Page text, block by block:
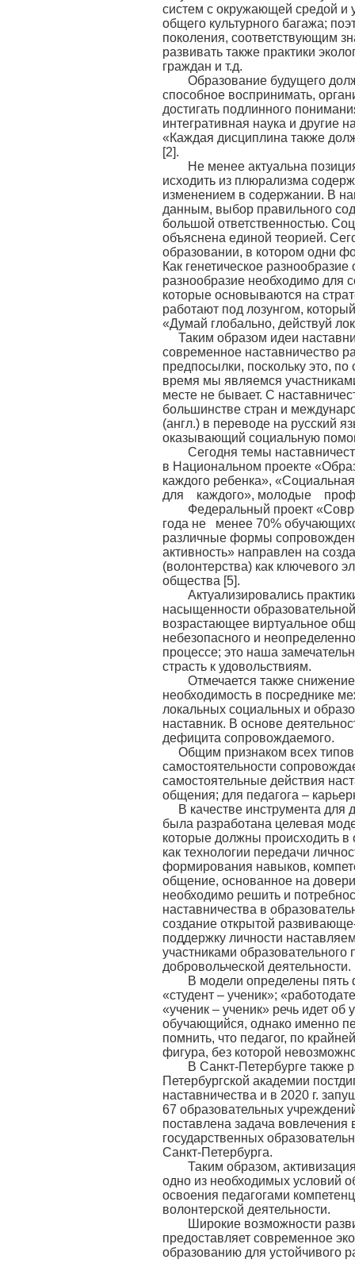
систем с окружающей средой и
общего культурного багажа;
поколения, соответствующим
развивать также практики
граждан и т.д.
Образование будущего
способное воспринимать,
достигать подлинного
интегративная наука и другие
«Каждая дисциплина также
[2].
Не менее актуальна
исходить из плюрализма
изменением в содержании. В
данным, выбор правильного
большой ответственностью.
объяснена единой теорией.
образовании, в котором одни
Как генетическое
разнообразие необходимо для
которые основываются на
работают под лозунгом,
«Думай глобально, действуй
Таким образом идеи
современное наставничество
предпосылки, поскольку это,
время мы являемся
месте не бывает. С
большинстве стран и
(англ.) в переводе на русский
оказывающий социальную
Сегодня темы
в Национальном проекте
каждого ребенка»,
для каждого», молодые
Федеральный проект
года не менее 70%
различные формы
активность» направлен на
(волонтерства) как ключевого
общества [5].
Актуализировались
насыщенности
возрастающее виртуальное
небезопасного и
процессе; это наша
страсть к удовольствиям.
Отмечается также
необходимость в посреднике
локальных социальных и
наставник. В основе
дефицита сопровождаемого.
Общим признаком всех
самостоятельности
самостоятельные действия
общения; для педагога –
В качестве инструмента
была разработана целевая
которые должны происходить в
как технологии передачи
формирования навыков,
общение, основанное на
необходимо решить и
наставничества в
создание открытой
поддержку личности
участниками
добровольческой деятельности.
В модели определены пять
«студент – ученик»;
«ученик – ученик» речь идет
обучающийся, однако именно
помнить, что педагог, по
фигура, без которой
В Санкт-Петербурге также
Петербургской академии
наставничества и в 2020 г.
67 образовательных
поставлена задача
государственных
Санкт-Петербурга.
Таким образом,
одно из необходимых условий
освоения педагогами
волонтерской деятельности.
Широкие возможности
предоставляет современное
образованию для устойчивого